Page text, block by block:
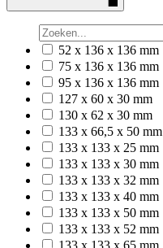
52 x 136 x 136 mm
75 x 136 x 136 mm
95 x 136 x 136 mm
127 x 60 x 30 mm
130 x 62 x 30 mm
133 x 66,5 x 50 mm
133 x 133 x 25 mm
133 x 133 x 30 mm
133 x 133 x 32 mm
133 x 133 x 40 mm
133 x 133 x 50 mm
133 x 133 x 52 mm
133 x 133 x 65 mm